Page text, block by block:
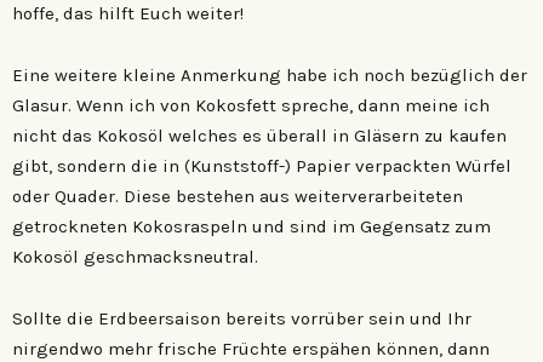
hoffe, das hilft Euch weiter!
Eine weitere kleine Anmerkung habe ich noch bezüglich der
Glasur. Wenn ich von Kokosfett spreche, dann meine ich
nicht das Kokosöl welches es überall in Gläsern zu kaufen
gibt, sondern die in (Kunststoff-) Papier verpackten Würfel
oder Quader. Diese bestehen aus weiterverarbeiteten
getrockneten Kokosraspeln und sind im Gegensatz zum
Kokosöl geschmacksneutral.
Sollte die Erdbeersaison bereits vorrüber sein und Ihr
nirgendwo mehr frische Früchte erspähen können, dann